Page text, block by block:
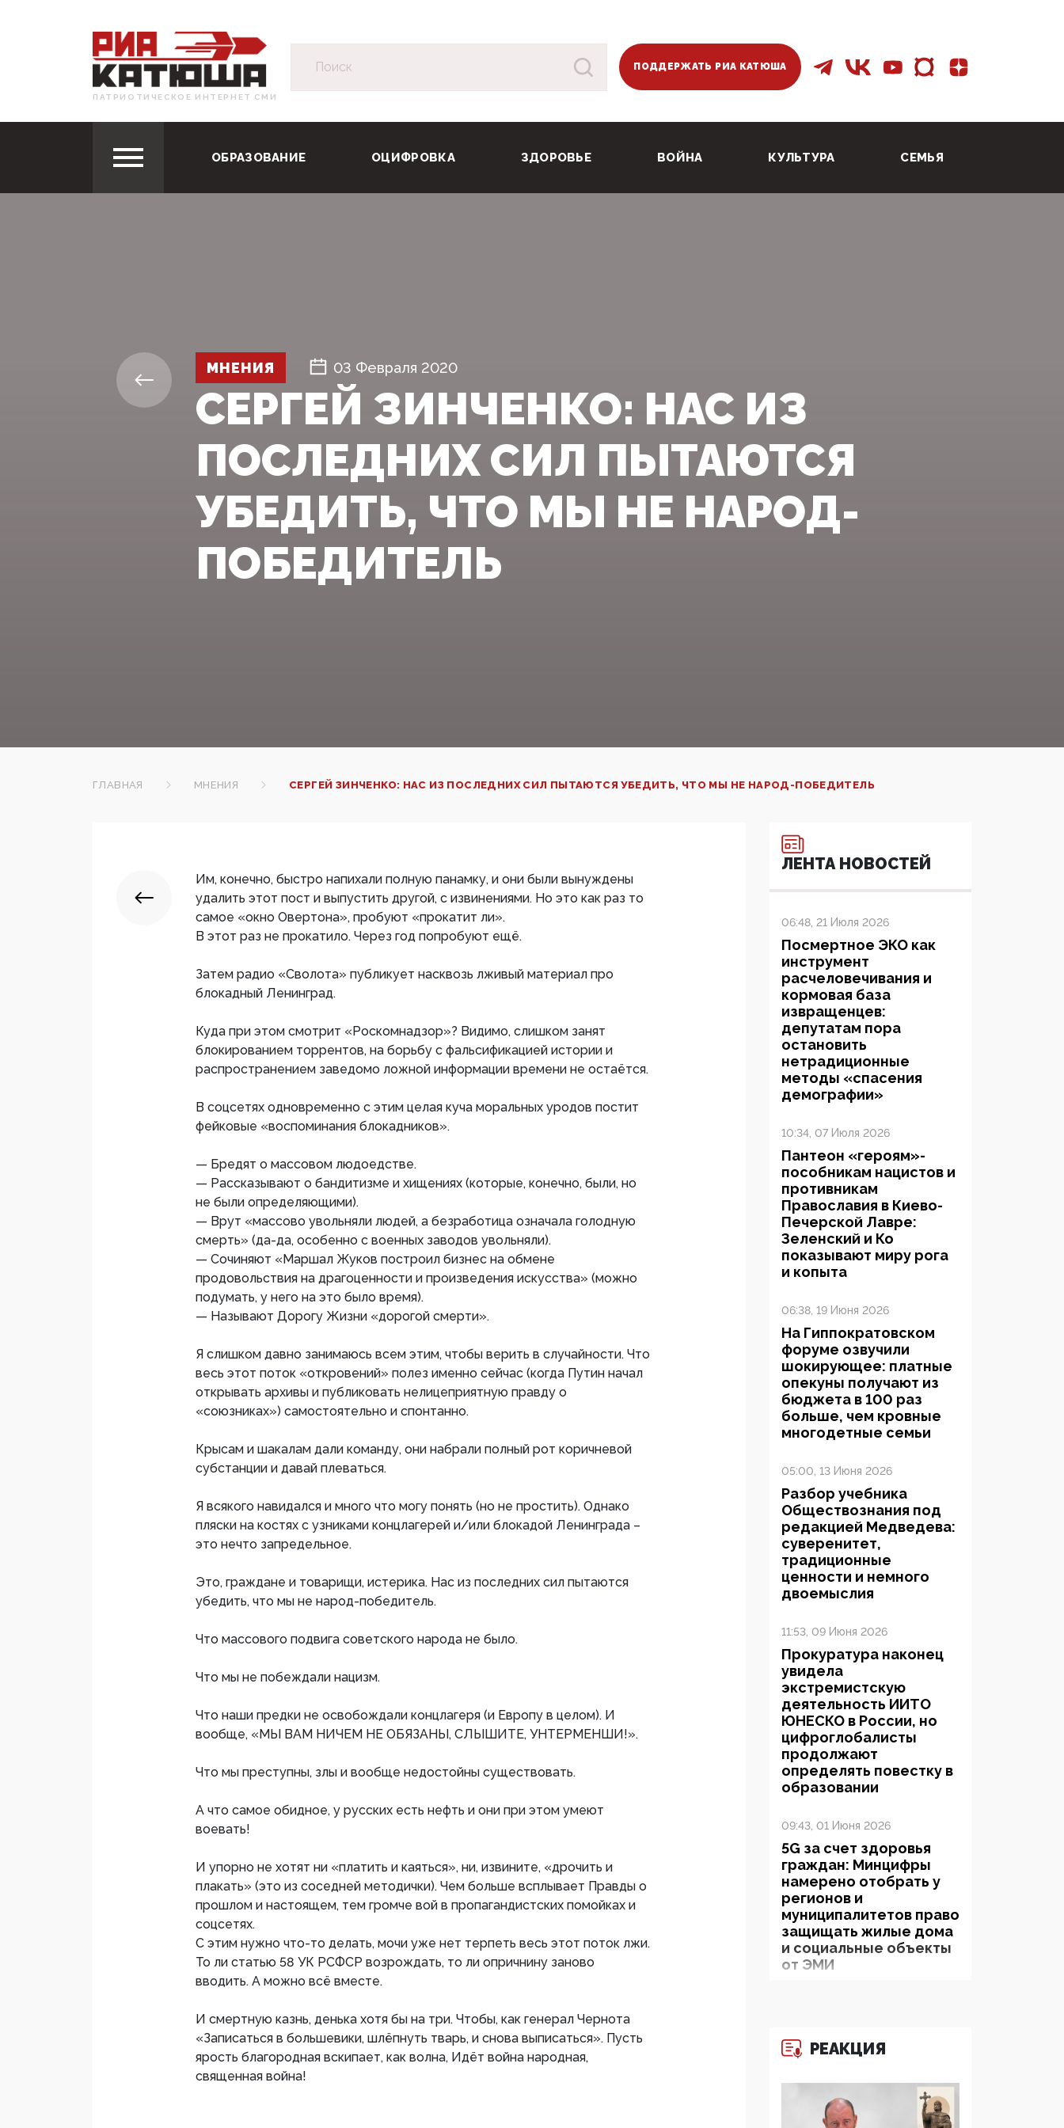
ПАТРИОТИЧЕСКОЕ ИНТЕРНЕТ СМИ
ПОДДЕРЖАТЬ РИА КАТЮША
ОБРАЗОВАНИЕ ОЦИФРОВКА ЗДОРОВЬЕ ВОЙНА КУЛЬТУРА СЕМЬЯ
МНЕНИЯ 03 Февраля 2020
СЕРГЕЙ ЗИНЧЕНКО: НАС ИЗ
ПОСЛЕДНИХ СИЛ ПЫТАЮТСЯ
УБЕДИТЬ, ЧТО МЫ НЕ НАРОД-
ПОБЕДИТЕЛЬ
ГЛАВНАЯ МНЕНИЯ СЕРГЕЙ ЗИНЧЕНКО: НАС ИЗ ПОСЛЕДНИХ СИЛ ПЫТАЮТСЯ УБЕДИТЬ, ЧТО МЫ НЕ НАРОД-ПОБЕДИТЕЛЬ
Им, конечно, быстро напихали полную панамку, и они были вынуждены
удалить этот пост и выпустить другой, с извинениями. Но это как раз то
самое «окно Овертона», пробуют «прокатит ли».
В этот раз не прокатило. Через год попробуют ещё.
Затем радио «Сволота» публикует насквозь лживый материал про
блокадный Ленинград.
Куда при этом смотрит «Роскомнадзор»? Видимо, слишком занят
блокированием торрентов, на борьбу с фальсификацией истории и
распространением заведомо ложной информации времени не остаётся.
В соцсетях одновременно с этим целая куча моральных уродов постит
фейковые «воспоминания блокадников».
— Бредят о массовом людоедстве.
— Рассказывают о бандитизме и хищениях (которые, конечно, были, но
не были определяющими).
— Врут «массово увольняли людей, а безработица означала голодную
смерть» (да-да, особенно с военных заводов увольняли).
— Сочиняют «Маршал Жуков построил бизнес на обмене
продовольствия на драгоценности и произведения искусства» (можно
подумать, у него на это было время).
— Называют Дорогу Жизни «дорогой смерти».
Я слишком давно занимаюсь всем этим, чтобы верить в случайности. Что
весь этот поток «откровений» полез именно сейчас (когда Путин начал
открывать архивы и публиковать нелицеприятную правду о
«союзниках») самостоятельно и спонтанно.
Крысам и шакалам дали команду, они набрали полный рот коричневой
субстанции и давай плеваться.
Я всякого навидался и много что могу понять (но не простить). Однако
пляски на костях с узниками концлагерей и/или блокадой Ленинграда –
это нечто запредельное.
Это, граждане и товарищи, истерика. Нас из последних сил пытаются
убедить, что мы не народ-победитель.
Что массового подвига советского народа не было.
Что мы не побеждали нацизм.
Что наши предки не освобождали концлагеря (и Европу в целом). И
вообще, «МЫ ВАМ НИЧЕМ НЕ ОБЯЗАНЫ, СЛЫШИТЕ, УНТЕРМЕНШИ!».
Что мы преступны, злы и вообще недостойны существовать.
А что самое обидное, у русских есть нефть и они при этом умеют
воевать!
И упорно не хотят ни «платить и каяться», ни, извините, «дрочить и
плакать» (это из соседней методички). Чем больше всплывает Правды о
прошлом и настоящем, тем громче вой в пропагандистских помойках и
соцсетях.
С этим нужно что-то делать, мочи уже нет терпеть весь этот поток лжи.
То ли статью 58 УК РСФСР возрождать, то ли опричнину заново
вводить. А можно всё вместе.
И смертную казнь, денька хотя бы на три. Чтобы, как генерал Чернота
«Записаться в большевики, шлёпнуть тварь, и снова выписаться». Пусть
ярость благородная вскипает, как волна, Идёт война народная,
священная война!
ЛЕНТА НОВОСТЕЙ
06:48, 21 Июля 2026
Посмертное ЭКО как
инструмент
расчеловечивания и
кормовая база
извращенцев:
депутатам пора
остановить
нетрадиционные
методы «спасения
демографии»
10:34, 07 Июля 2026
Пантеон «героям»-
пособникам нацистов и
противникам
Православия в Киево-
Печерской Лавре:
Зеленский и Ко
показывают миру рога
и копыта
06:38, 19 Июня 2026
На Гиппократовском
форуме озвучили
шокирующее: платные
опекуны получают из
бюджета в 100 раз
больше, чем кровные
многодетные семьи
05:00, 13 Июня 2026
Разбор учебника
Обществознания под
редакцией Медведева:
суверенитет,
традиционные
ценности и немного
двоемыслия
11:53, 09 Июня 2026
Прокуратура наконец
увидела
экстремистскую
деятельность ИИТО
ЮНЕСКО в России, но
цифроглобалисты
продолжают
определять повестку в
образовании
09:43, 01 Июня 2026
5G за счет здоровья
граждан: Минцифры
намерено отобрать у
регионов и
муниципалитетов право
защищать жилые дома
и социальные объекты
от ЭМИ
освободили от борца с
деструктивным и
07:39, 25 Мая 2026
РЕАКЦИЯ